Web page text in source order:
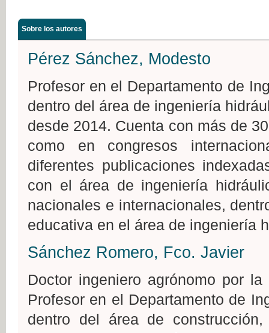
Sobre los autores
Pérez Sánchez, Modesto
Profesor en el Departamento de
dentro del área de ingeniería
desde 2014. Cuenta con más de
como en congresos
diferentes publicaciones
con el área de ingeniería
nacionales e internacionales,
educativa en el área de ingeniería
Sánchez Romero, Fco. Javier
Doctor ingeniero agrónomo por
Profesor en el Departamento de
dentro del área de